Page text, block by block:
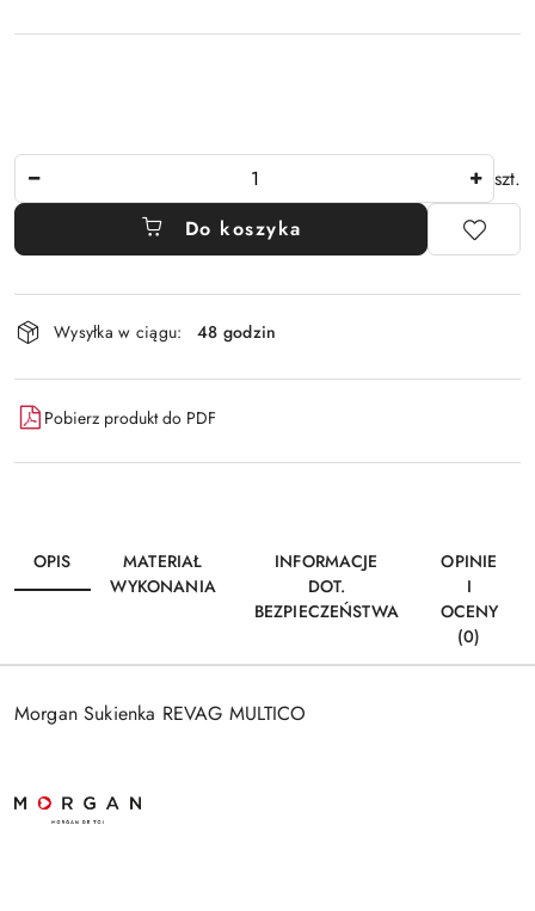
szt.
Do koszyka
Dostępność
i
dostawa
Wysyłka w ciągu: 48 godzin
Pobierz produkt do PDF
OPIS
MATERIAŁ
WYKONANIA
INFORMACJE
DOT.
BEZPIECZEŃSTWA
OPINIE
I
OCENY
(0)
Morgan Sukienka REVAG MULTICO